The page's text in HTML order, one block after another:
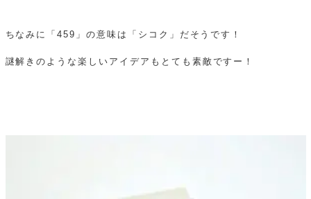
ちなみに「459」の意味は「シコク」だそうです！
謎解きのような楽しいアイデアもとても素敵ですー！